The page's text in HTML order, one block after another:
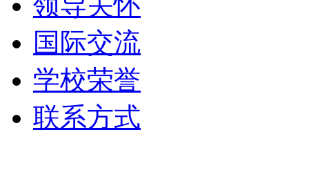
国际交流
学校荣誉
联系方式